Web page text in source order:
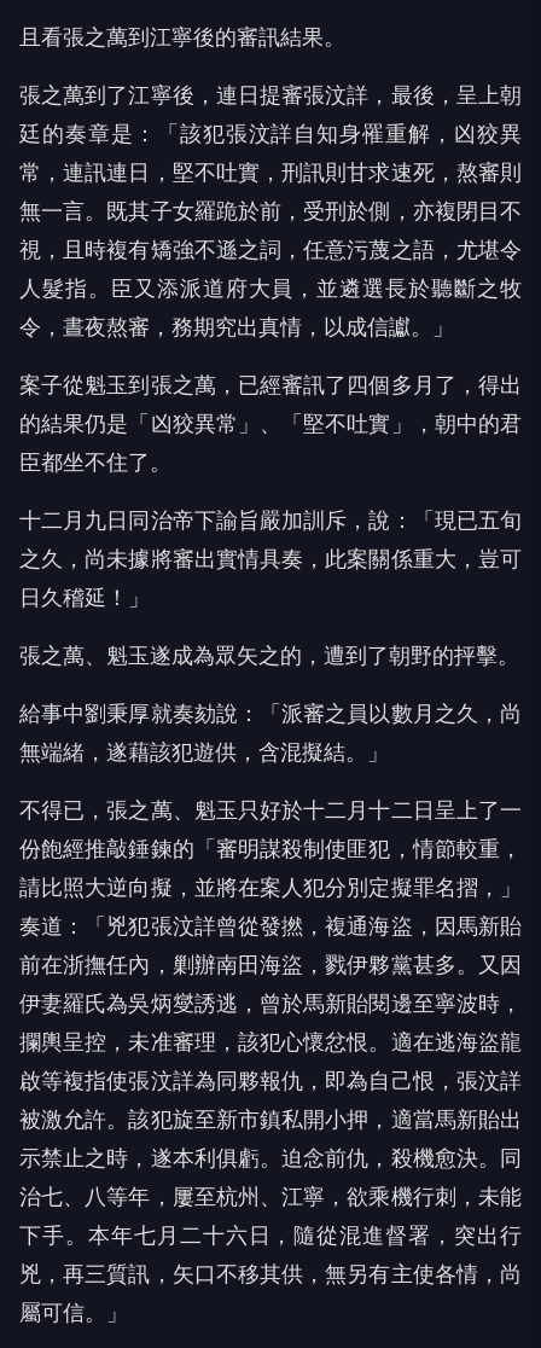
且看張之萬到江寧後的審訊結果。
張之萬到了江寧後，連日提審張汶詳，最後，呈上朝
廷的奏章是：「該犯張汶詳自知身罹重解，凶狡異
常，連訊連日，堅不吐實，刑訊則甘求速死，熬審則
無一言。既其子女羅跪於前，受刑於側，亦複閉目不
視，且時複有矯強不遜之詞，任意污蔑之語，尤堪令
人髮指。臣又添派道府大員，並遴選長於聽斷之牧
令，晝夜熬審，務期究出真情，以成信讞。」
案子從魁玉到張之萬，已經審訊了四個多月了，得出
的結果仍是「凶狡異常」、「堅不吐實」，朝中的君
臣都坐不住了。
十二月九日同治帝下諭旨嚴加訓斥，說：「現已五旬
之久，尚未據將審出實情具奏，此案關係重大，豈可
日久稽延！」
張之萬、魁玉遂成為眾矢之的，遭到了朝野的抨擊。
給事中劉秉厚就奏劾說：「派審之員以數月之久，尚
無端緒，遂藉該犯遊供，含混擬結。」
不得已，張之萬、魁玉只好於十二月十二日呈上了一
份飽經推敲錘鍊的「審明謀殺制使匪犯，情節較重，
請比照大逆向擬，並將在案人犯分別定擬罪名摺，」
奏道：「兇犯張汶詳曾從發撚，複通海盜，因馬新貽
前在浙撫任內，剿辦南田海盜，戮伊夥黨甚多。又因
伊妻羅氏為吳炳燮誘逃，曾於馬新貽閱邊至寧波時，
攔輿呈控，未准審理，該犯心懷忿恨。適在逃海盜龍
啟等複指使張汶詳為同夥報仇，即為自己恨，張汶詳
被激允許。該犯旋至新市鎮私開小押，適當馬新貽出
示禁止之時，遂本利俱虧。迫念前仇，殺機愈決。同
治七、八等年，屢至杭州、江寧，欲乘機行刺，未能
下手。本年七月二十六日，隨從混進督署，突出行
兇，再三質訊，矢口不移其供，無另有主使各情，尚
屬可信。」